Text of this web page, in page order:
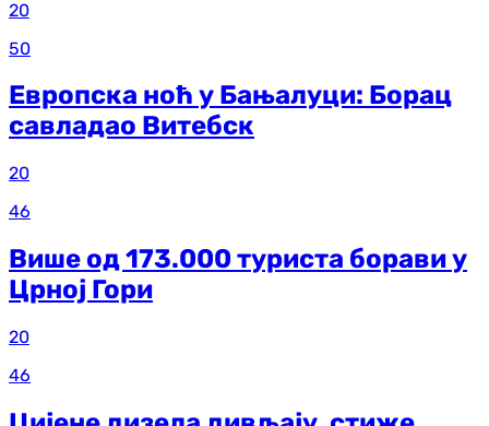
20
50
Европска ноћ у Бањалуци: Борац
савладао Витебск
20
46
Више од 173.000 туриста борави у
Црној Гори
20
46